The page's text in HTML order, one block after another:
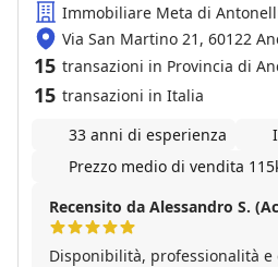
Immobiliare Meta di
Via San Martino 21, 60122
15 transazioni in Provincia di
15 transazioni in Italia
33 anni di esperienza
Prezzo medio di vendita
Recensito da Alessandro S.
Disponibilità, professionalità e